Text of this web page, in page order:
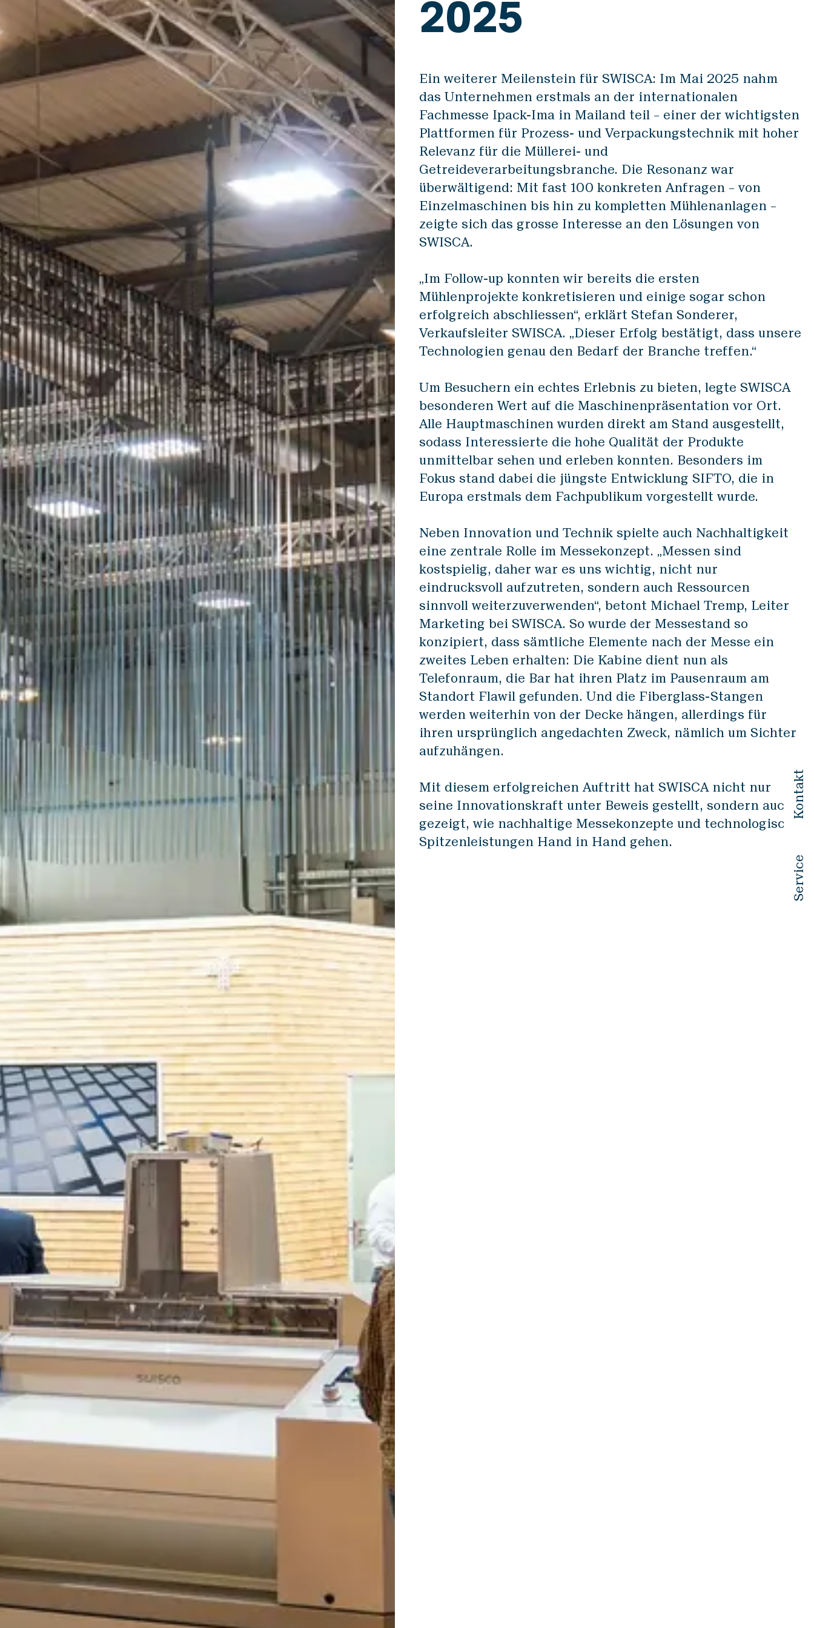
2025
Ein weiterer Meilenstein für SWISCA: Im Mai 2025 nahm
das Unternehmen erstmals an der internationalen
Fachmesse Ipack-Ima in Mailand teil – einer der wichtigsten
Plattformen für Prozess- und Verpackungstechnik mit hoher
Relevanz für die Müllerei- und
Getreideverarbeitungsbranche. Die Resonanz war
überwältigend: Mit fast 100 konkreten Anfragen – von
Einzelmaschinen bis hin zu kompletten Mühlenanlagen –
zeigte sich das grosse Interesse an den Lösungen von
SWISCA.
„Im Follow-up konnten wir bereits die ersten
Mühlenprojekte konkretisieren und einige sogar schon
erfolgreich abschliessen“, erklärt Stefan Sonderer,
Verkaufsleiter SWISCA. „Dieser Erfolg bestätigt, dass unsere
Technologien genau den Bedarf der Branche treffen.“
Um Besuchern ein echtes Erlebnis zu bieten, legte SWISCA
besonderen Wert auf die Maschinenpräsentation vor Ort.
Alle Hauptmaschinen wurden direkt am Stand ausgestellt,
sodass Interessierte die hohe Qualität der Produkte
unmittelbar sehen und erleben konnten. Besonders im
Fokus stand dabei die jüngste Entwicklung SIFTO, die in
Europa erstmals dem Fachpublikum vorgestellt wurde.
Neben Innovation und Technik spielte auch Nachhaltigkeit
eine zentrale Rolle im Messekonzept. „Messen sind
kostspielig, daher war es uns wichtig, nicht nur
eindrucksvoll aufzutreten, sondern auch Ressourcen
sinnvoll weiterzuverwenden“, betont Michael Tremp, Leiter
Marketing bei SWISCA. So wurde der Messestand so
konzipiert, dass sämtliche Elemente nach der Messe ein
zweites Leben erhalten: Die Kabine dient nun als
Telefonraum, die Bar hat ihren Platz im Pausenraum am
Standort Flawil gefunden. Und die Fiberglass-Stangen
werden weiterhin von der Decke hängen, allerdings für
ihren ursprünglich angedachten Zweck, nämlich um Sichter
aufzuhängen.
Mit diesem erfolgreichen Auftritt hat SWISCA nicht nur
seine Innovationskraft unter Beweis gestellt, sondern auch
gezeigt, wie nachhaltige Messekonzepte und technologische
Spitzenleistungen Hand in Hand gehen.
Service
Kontakt
SWISCA AG
Wührestrasse 14
9050 Appenzell
Waldau 1
9230 Flawil
Schweiz